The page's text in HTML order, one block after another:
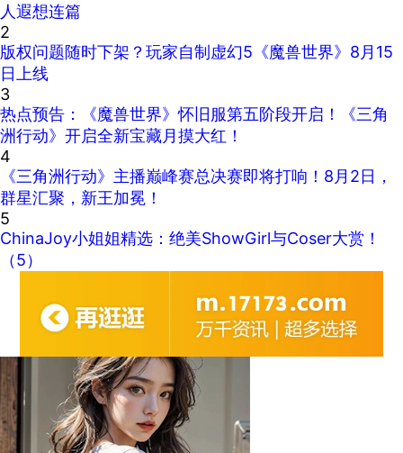
人遐想连篇
2
版权问题随时下架？玩家自制虚幻5《魔兽世界》8月15
日上线
3
热点预告：《魔兽世界》怀旧服第五阶段开启！《三角
洲行动》开启全新宝藏月摸大红！
4
《三角洲行动》主播巅峰赛总决赛即将打响！8月2日，
群星汇聚，新王加冕！
5
ChinaJoy小姐姐精选：绝美ShowGirl与Coser大赏！
（5）